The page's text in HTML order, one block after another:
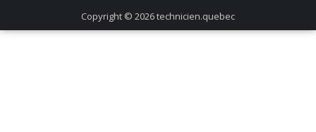
Copyright © 2026technicien.quebec